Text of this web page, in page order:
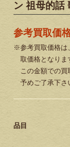
ン 祖母的話
参考買取価
※参考買取価格は
取価格となりま
この金額での買
予めご了承下さ
品目